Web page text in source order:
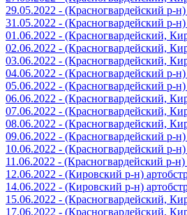
29.05.2022 - (Красногвардейский р-
31.05.2022 - (Красногвардейский р-
01.06.2022 - (Красногвардейский,
02.06.2022 - (Красногвардейский,
03.06.2022 - (Красногвардейский,
04.06.2022 - (Красногвардейский р-
05.06.2022 - (Красногвардейский р-
06.06.2022 - (Красногвардейский,
07.06.2022 - (Красногвардейский,
08.06.2022 - (Красногвардейский,
09.06.2022 - (Красногвардейский р-
10.06.2022 - (Красногвардейский р-
11.06.2022 - (Красногвардейский р-
12.06.2022 - (Кировский р-н)
14.06.2022 - (Кировский р-н)
15.06.2022 - (Красногвардейский,
17.06.2022 - (Красногвардейский,